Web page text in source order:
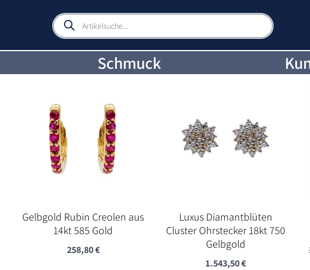
Products
search
Schmuck
Gelbgold Rubin Creolen aus
14kt 585 Gold
258,80€
Luxus Diamantblüten
Cluster Ohrstecker 18kt 750
Gelbgold
1.543,50€